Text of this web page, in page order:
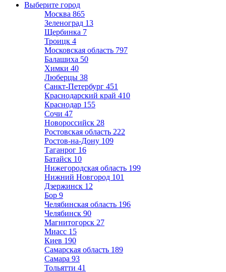
Выберите город
Москва 865
Зеленоград 13
Щербинка 7
Троицк 4
Московская область 797
Балашиха 50
Химки 40
Люберцы 38
Санкт-Петербург 451
Краснодарский край 410
Краснодар 155
Сочи 47
Новороссийск 28
Ростовская область 222
Ростов-на-Дону 109
Таганрог 16
Батайск 10
Нижегородская область 199
Нижний Новгород 101
Дзержинск 12
Бор 9
Челябинская область 196
Челябинск 90
Магнитогорск 27
Миасс 15
Киев 190
Самарская область 189
Самара 93
Тольятти 41